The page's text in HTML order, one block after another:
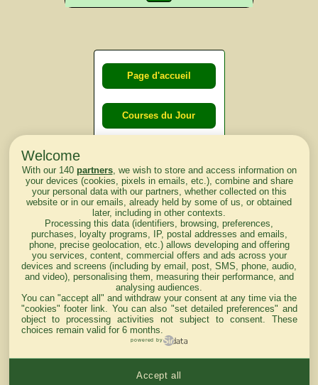
Page d'accueil
Courses du Jour
lendemain
Courses
d'aujourd'hui
Haut de Page
Mentions légales du site
Welcome
With our 140 partners, we wish to store and access information on
your devices (cookies, pixels in emails, etc.), combine and share
your personal data with our partners, whether collected on this
website or in our emails, already held by some of us, or obtained
later, including in other contexts.
Processing this data (identifiers, browsing, preferences,
purchases, loyalty programs, IP, postal addresses and emails,
phone, precise geolocation, etc.) allows developing and offering
you services, content, commercial offers and ads across your
devices and screens (including by email, post, SMS, phone, audio,
and video), personalising them, measuring their performance, and
analysing audiences.
You can "accept all" and withdraw your consent at any time via the
"cookies" footer link . You can also "set detailed preferences" and
object to processing activities not subject to consent. These
choices remain valid for 6 months.
powered by
Accept all